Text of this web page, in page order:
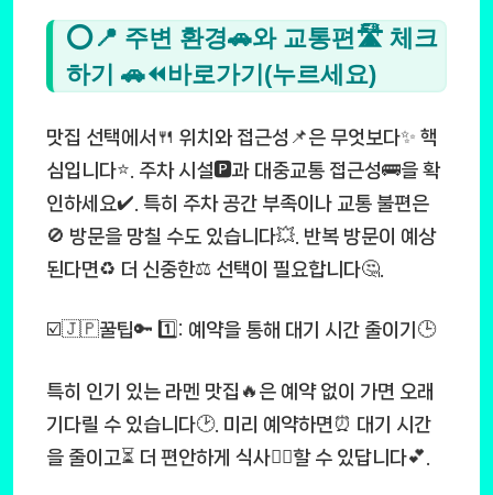
⭕📍 주변 환경🚗와 교통편🛣️ 체크
하기 🚗⏪바로가기(누르세요)
맛집 선택에서🍴 위치와 접근성📌은 무엇보다✨ 핵
심입니다⭐. 주차 시설🅿️과 대중교통 접근성🚌을 확
인하세요✔️. 특히 주차 공간 부족이나 교통 불편은
🚫 방문을 망칠 수도 있습니다💥. 반복 방문이 예상
된다면♻️ 더 신중한⚖️ 선택이 필요합니다🤔.
☑️🇯🇵꿀팁🔑 1️⃣: 예약을 통해 대기 시간 줄이기🕒
특히 인기 있는 라멘 맛집🔥은 예약 없이 가면 오래
기다릴 수 있습니다🕑. 미리 예약하면⏰ 대기 시간
을 줄이고⏳ 더 편안하게 식사💆‍♂️할 수 있답니다💕.